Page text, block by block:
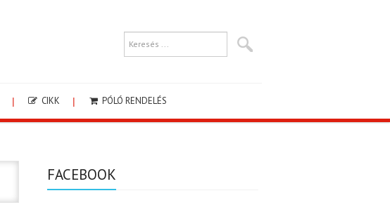
CIKK PÓLÓ RENDELÉS
FACEBOOK